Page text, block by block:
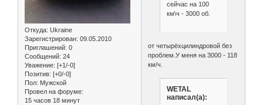
Откуда: Ukraine
Зарегистрирован: 09.05.2010
Приглашений: 0
Сообщений: 24
Уважение: [+1/-0]
Позитив: [+0/-0]
Пол: Мужской
Провел на форуме:
15 часов 18 минут
сейчас на 100
км\ч - 3000 об.
от четырёхцилиндровой без
проблем.У меня на 3000 - 118
км/ч.
WETAL
написал(а):